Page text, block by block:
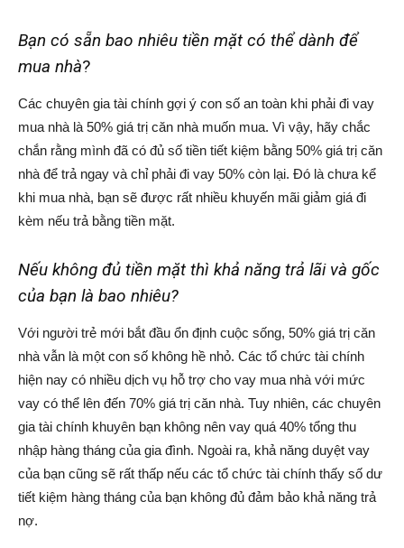
Bạn có sẵn bao nhiêu tiền mặt có thể dành để
mua nhà?
Các chuyên gia tài chính gợi ý con số an toàn khi phải đi vay
mua nhà là 50% giá trị căn nhà muốn mua. Vì vậy, hãy chắc
chắn rằng mình đã có đủ số tiền tiết kiệm bằng 50% giá trị căn
nhà để trả ngay và chỉ phải đi vay 50% còn lại. Đó là chưa kể
khi mua nhà, bạn sẽ được rất nhiều khuyến mãi giảm giá đi
kèm nếu trả bằng tiền mặt.
Nếu không đủ tiền mặt thì khả năng trả lãi và gốc
của bạn là bao nhiêu?
Với người trẻ mới bắt đầu ổn định cuộc sống, 50% giá trị căn
nhà vẫn là một con số không hề nhỏ. Các tổ chức tài chính
hiện nay có nhiều dịch vụ hỗ trợ cho vay mua nhà với mức
vay có thể lên đến 70% giá trị căn nhà. Tuy nhiên, các chuyên
gia tài chính khuyên bạn không nên vay quá 40% tổng thu
nhập hàng tháng của gia đình. Ngoài ra, khả năng duyệt vay
của bạn cũng sẽ rất thấp nếu các tổ chức tài chính thấy số dư
tiết kiệm hàng tháng của bạn không đủ đảm bảo khả năng trả
nợ.